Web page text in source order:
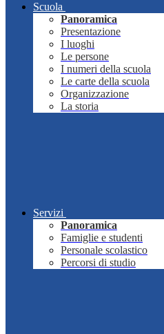
Scuola
Panoramica
Presentazione
I luoghi
Le persone
I numeri della scuola
Le carte della scuola
Organizzazione
La storia
Servizi
Panoramica
Famiglie e studenti
Personale scolastico
Percorsi di studio